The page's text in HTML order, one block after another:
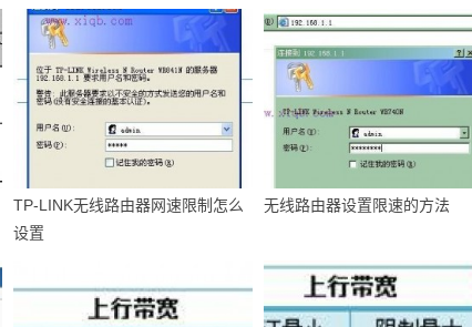
TP-LINK无线路由器网速限制怎么
设置
无线路由器设置限速的方法